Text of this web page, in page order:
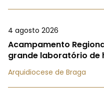
4 agosto 2026
Acampamento
grande laboratório de
Arquidiocese de Braga